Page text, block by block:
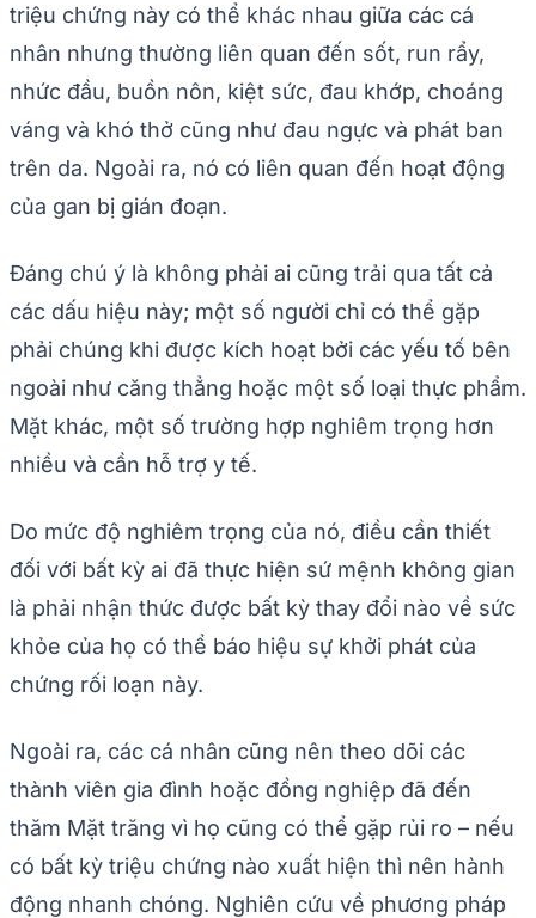
triệu chứng này có thể khác nhau giữa các cá
nhân nhưng thường liên quan đến sốt, run rẩy,
nhức đầu, buồn nôn, kiệt sức, đau khớp, choáng
váng và khó thở cũng như đau ngực và phát ban
trên da. Ngoài ra, nó có liên quan đến hoạt động
của gan bị gián đoạn.
Đáng chú ý là không phải ai cũng trải qua tất cả
các dấu hiệu này; một số người chỉ có thể gặp
phải chúng khi được kích hoạt bởi các yếu tố bên
ngoài như căng thẳng hoặc một số loại thực phẩm.
Mặt khác, một số trường hợp nghiêm trọng hơn
nhiều và cần hỗ trợ y tế.
Do mức độ nghiêm trọng của nó, điều cần thiết
đối với bất kỳ ai đã thực hiện sứ mệnh không gian
là phải nhận thức được bất kỳ thay đổi nào về sức
khỏe của họ có thể báo hiệu sự khởi phát của
chứng rối loạn này.
Ngoài ra, các cá nhân cũng nên theo dõi các
thành viên gia đình hoặc đồng nghiệp đã đến
thăm Mặt trăng vì họ cũng có thể gặp rủi ro – nếu
có bất kỳ triệu chứng nào xuất hiện thì nên hành
động nhanh chóng. Nghiên cứu về phương pháp